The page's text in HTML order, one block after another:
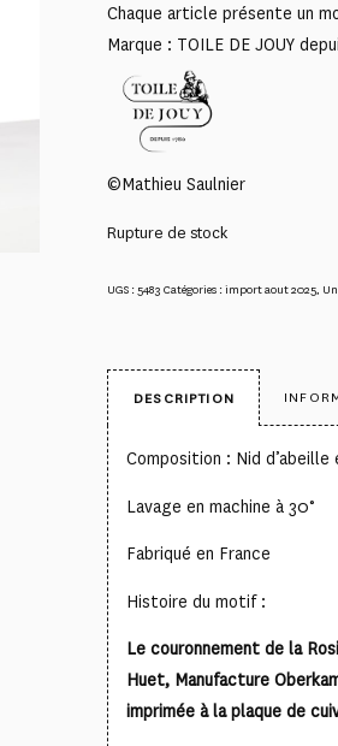
Chaque article présente un
Marque : TOILE DE JOUY
©Mathieu Saulnier
Rupture de stock
UGS : 5483 Catégories :import aout 2025,
DESCRIPTION
Composition : Nid
Lavage en machine à 30°
Fabriqué en France
Histoire du motif :
Le couronnement de la
Huet, Manufacture
imprimée à la plaque de